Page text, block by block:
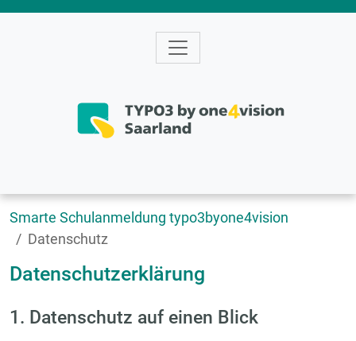
Smarte Schulanmeldung typo3byone4vision
Datenschutz
Datenschutzerklärung
1. Datenschutz auf einen Blick